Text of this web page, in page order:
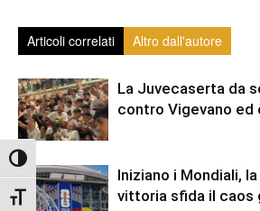
Attiva/disattiva alto contrasto
Attiva/disattiva dimensione testo
Articoli correlati Altro dall'autore
La Juvecaserta da
contro Vigevano ed
Iniziano i Mondiali,
vittoria sfida il caos